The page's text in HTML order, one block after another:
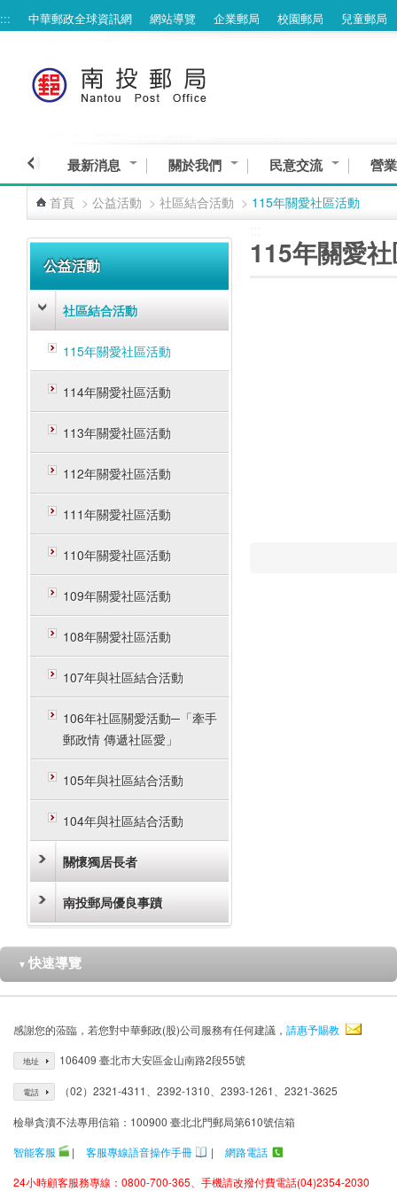
跳到主要內容區塊
::: 中華郵政全球資訊網 網站導覽 企業郵局 校園郵局 兒童郵局
最新消息 關於我們 民意交流 營
首頁 > 公益活動 > 社區結合活動 > 115年關愛社區活動
公益活動
社區結合活動
115年關愛社區活動
114年關愛社區活動
113年關愛社區活動
112年關愛社區活動
111年關愛社區活動
110年關愛社區活動
109年關愛社區活動
108年關愛社區活動
107年與社區結合活動
106年社區關愛活動─「牽手
郵政情 傳遞社區愛」
105年與社區結合活動
104年與社區結合活動
關懷獨居長者
南投郵局優良事蹟
115年關愛
▼ 快速導覽
感謝您的蒞臨，若您對中華郵政(股)公司服務有任何建議， 請惠予賜教
地址 106409 臺北市大安區金山南路2段55號
電話 （02）2321-4311、2392-1310、2393-1261、2321-3625
檢舉貪瀆不法專用信箱：100900 臺北北門郵局第610號信箱
智能客服
| 客服專線語音操作手冊 |
網路電話
24小時顧客服務專線：0800-700-365、手機請改撥付費電話(04)2354-2030